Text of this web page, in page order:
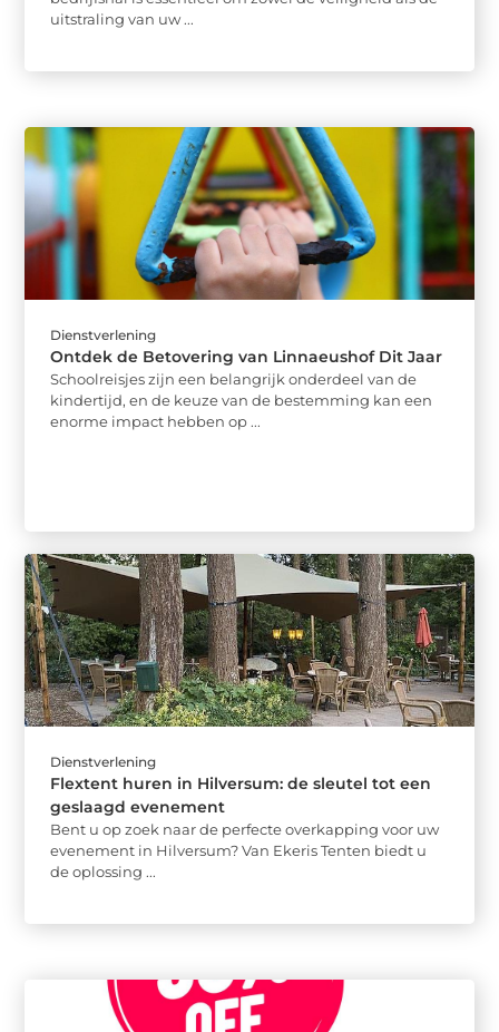
uitstraling van uw ...
Dienstverlening
Ontdek de Betovering van Linnaeushof Dit Jaar
Schoolreisjes zijn een belangrijk onderdeel van de
kindertijd, en de keuze van de bestemming kan een
enorme impact hebben op ...
Dienstverlening
Flextent huren in Hilversum: de sleutel tot een
geslaagd evenement
Bent u op zoek naar de perfecte overkapping voor uw
evenement in Hilversum? Van Ekeris Tenten biedt u
de oplossing ...